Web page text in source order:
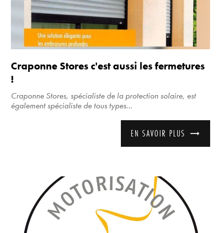
Craponne Stores c'est aussi les fermetures
!
Craponne Stores, spécialiste de la protection solaire, est
également spécialiste de tous types...
EN SAVOIR PLUS